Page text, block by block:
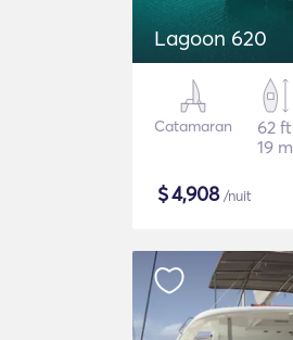
Lagoon 620
Catamaran
62 ft
19 m
$4,908/nuit